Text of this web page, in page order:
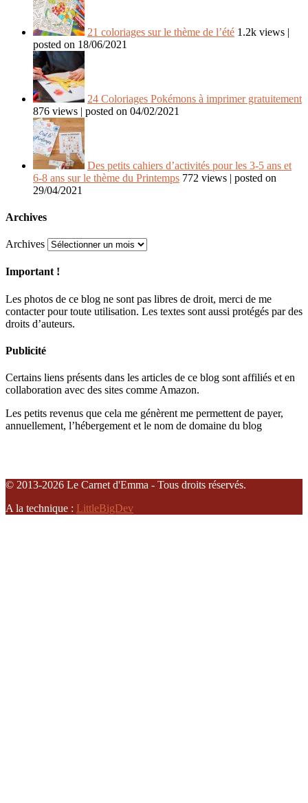
21 coloriages sur le thème de l’été 1.2k views |
posted on 18/06/2021
24 Coloriages Pokémons à imprimer gratuitement
876 views | posted on 04/02/2021
Des petits cahiers d’activités pour les 3-5 ans et
6-8 ans sur le thème du Printemps 772 views | posted on
29/04/2021
Archives
Archives
Important !
Les photos de ce blog ne sont pas libres de droit, merci de me
contacter pour toute utilisation. Les textes sont aussi protégés par des
droits d’auteurs.
Publicité
Certains liens présents dans les articles de ce blog sont affiliés et en
collaboration avec des sites comme Amazon.
Les petits revenus que cela me génèrent me permettent de payer,
annuellement, l’hébergement et le nom de domaine du blog
© 2013-2026 Le Carnet d'Emma - Tous droits réservés.
A la technique : LittleBigDev